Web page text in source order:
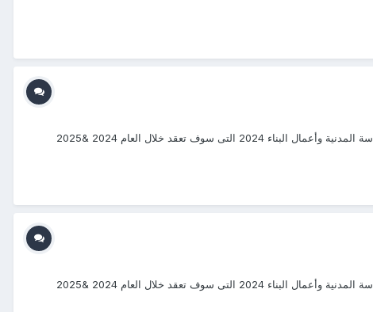
#دورات_2024_2025 #منتجع_التدريب_الدولى #ITR_Center بسم الله الرحمن الرحيم يتشرف منتجع التدريب الدولي ITR بتقديم دورات فى الهندسة المدنية وأعمال البناء 2024 التى سوف تعقد خلال العام 2024 &2025
#دورات_2024_2025 #منتجع_التدريب_الدولى #ITR_Center بسم الله الرحمن الرحيم يتشرف منتجع التدريب الدولي ITR بتقديم دورات فى الهندسة المدنية وأعمال البناء 2024 التى سوف تعقد خلال العام 2024 &2025